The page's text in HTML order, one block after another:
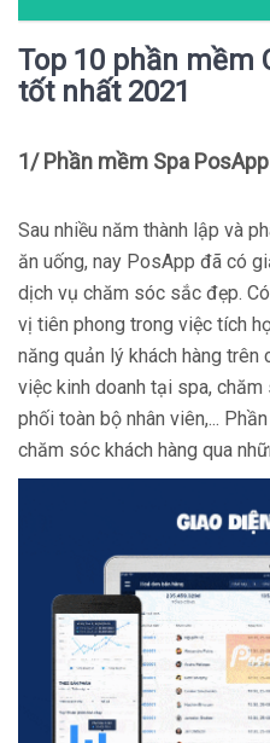
Top 10 phần mềm
tốt nhất 2021
1/ Phần mềm Spa
Sau nhiều năm thành lập và
ăn uống, nay PosApp đã có
dịch vụ chăm sóc sắc đẹp.
vị tiên phong trong việc tích
năng quản lý khách hàng trên
việc kinh doanh tại spa, chăm
phối toàn bộ nhân viên,...
chăm sóc khách hàng qua